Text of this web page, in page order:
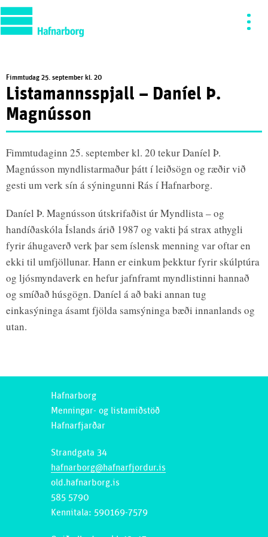
Fimmtudag 25. september kl. 20
Listamannsspjall – Daníel Þ.
Magnússon
Fimmtudaginn 25. september kl. 20 tekur Daníel Þ.
Magnússon myndlistarmaður þátt í leiðsögn og ræðir við
gesti um verk sín á sýningunni Rás í Hafnarborg.
Daníel Þ. Magnússon útskrifaðist úr Myndlista – og
handíðaskóla Íslands árið 1987 og vakti þá strax athygli
fyrir áhugaverð verk þar sem íslensk menning var oftar en
ekki til umfjöllunar. Hann er einkum þekktur fyrir skúlptúra
og ljósmyndaverk en hefur jafnframt myndlistinni hannað
og smíðað húsgögn. Daníel á að baki annan tug
einkasýninga ásamt fjölda samsýninga bæði innanlands og
utan.
Hafnarborg
Menningar- og listamiðstöð
Hafnarfjarðar
Strandgata 34
hafnarborg@hafnarfjordur.is
old.hafnarborg.is
585 5790
Kennitala: 590169-7579